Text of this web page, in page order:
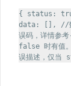
{ status:
data: [], //数
误码，详情参
false 时有值
误描述，仅